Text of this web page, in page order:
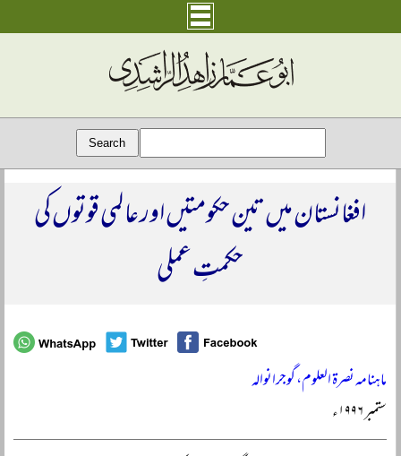
افغانستان میں تین حکومتیں اور عالمی قوتوں کی
حکمتِ عملی
ماہنامہ نصرۃ العلوم، گوجرانوالہ
ستمبر ۱۹۹۶ء